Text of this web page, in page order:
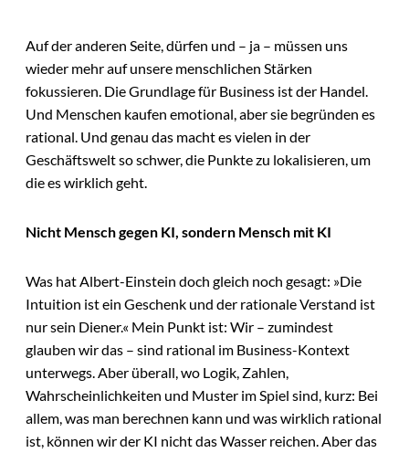
Auf der anderen Seite, dürfen und – ja – müssen uns
wieder mehr auf unsere menschlichen Stärken
fokussieren. Die Grundlage für Business ist der Handel.
Und Menschen kaufen emotional, aber sie begründen es
rational. Und genau das macht es vielen in der
Geschäftswelt so schwer, die Punkte zu lokalisieren, um
die es wirklich geht.
Nicht Mensch gegen KI, sondern Mensch mit KI
Was hat Albert-Einstein doch gleich noch gesagt: »Die
Intuition ist ein Geschenk und der rationale Verstand ist
nur sein Diener.« Mein Punkt ist: Wir – zumindest
glauben wir das – sind rational im Business-Kontext
unterwegs. Aber überall, wo Logik, Zahlen,
Wahrscheinlichkeiten und Muster im Spiel sind, kurz: Bei
allem, was man berechnen kann und was wirklich rational
ist, können wir der KI nicht das Wasser reichen. Aber das